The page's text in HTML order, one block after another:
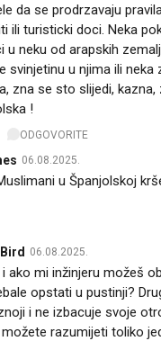
da se prodrzavaju
ili turisticki doci. Neka
u neku od arapskih
svinjetinu u njima ili neka
zna se sto slijedi, kazna,
!
ODGOVORITE
06.08.2025.
u Španjolskoj
06.08.2025.
ako mi inžinjeru možeš
opstati u pustinji?
i ne izbacuje svoje
razumijeti toliko